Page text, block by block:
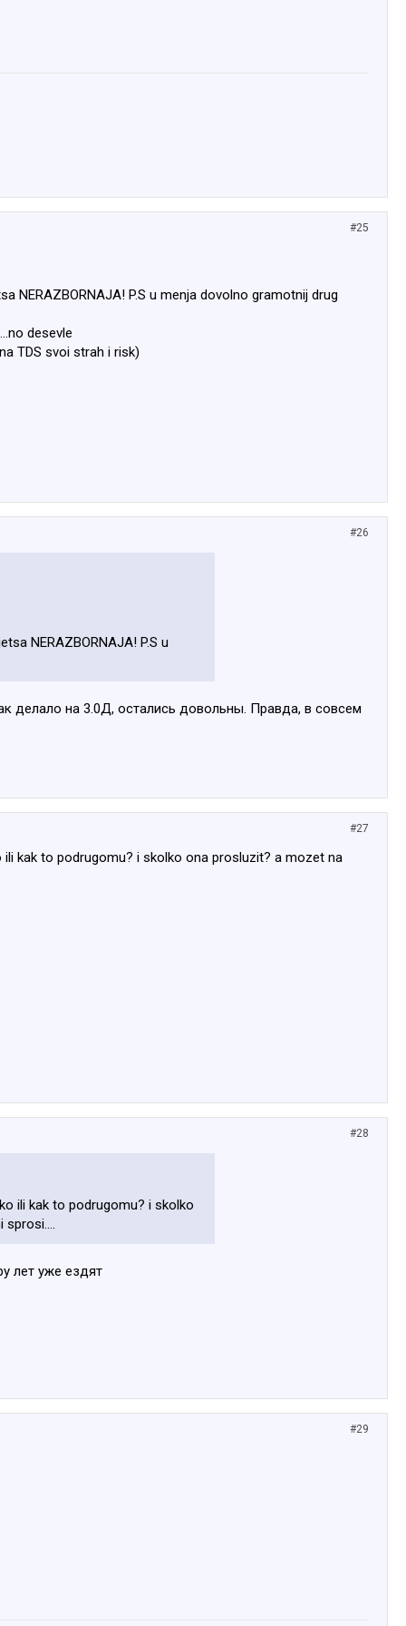
#25
P.S u menja dovolno gramotnij drug
desevle
TDS svoi strah i risk)
#26
NERAZBORNAJA! P.S u
делало на 3.0Д, остались довольны. Правда, в совсем
#27
kak to podrugomu? i skolko ona prosluzit? a mozet na
#28
ili kak to podrugomu? i skolko
лет уже ездят
#29